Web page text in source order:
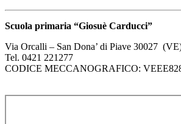
Scuola primaria “Giosuè Carducci”
Via Orcalli – San Dona’ di Piave 30027
Tel. 0421 221277
CODICE MECCANOGRAFICO: